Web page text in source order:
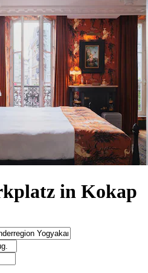
in Kokap